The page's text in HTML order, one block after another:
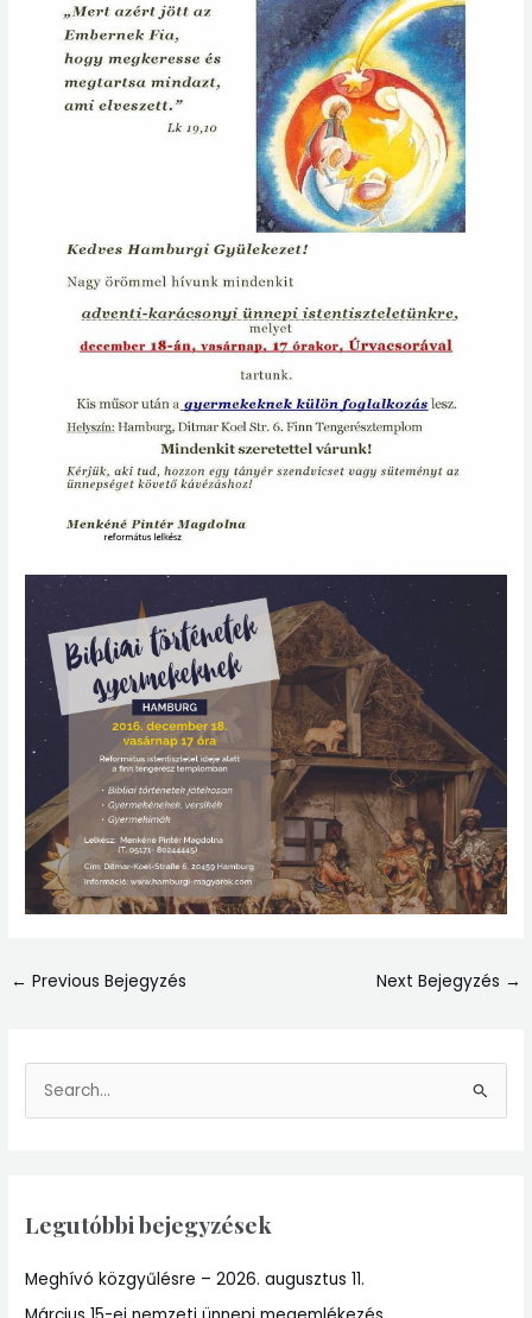
← Previous Bejegyzés Next Bejegyzés →
e
c
f
Legutóbbi bejegyzések
Meghívó közgyűlésre – 2026. augusztus 11.